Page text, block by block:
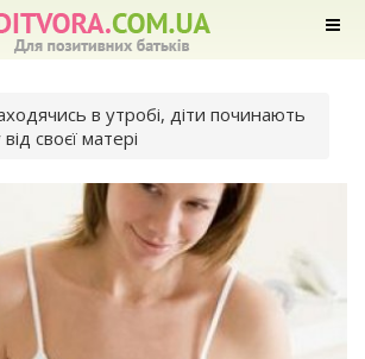
в утробі, діти починають
своєї матері